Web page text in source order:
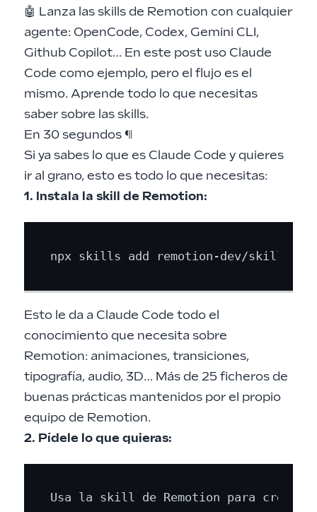
🤖 Lanza las skills de Remotion con cualquier
agente: OpenCode, Codex, Gemini CLI,
Github Copilot… En este post uso Claude
Code como ejemplo, pero el flujo es el
mismo. Aprende todo lo que necesitas
saber sobre las skills.
En 30 segundos ¶
Si ya sabes lo que es Claude Code y quieres
ir al grano, esto es todo lo que necesitas:
1. Instala la skill de Remotion:
Esto le da a Claude Code todo el
conocimiento que necesita sobre
Remotion: animaciones, transiciones,
tipografía, audio, 3D… Más de 25 ficheros de
buenas prácticas mantenidos por el propio
equipo de Remotion.
2. Pídele lo que quieras:
Usa la skill de Remotion para crear